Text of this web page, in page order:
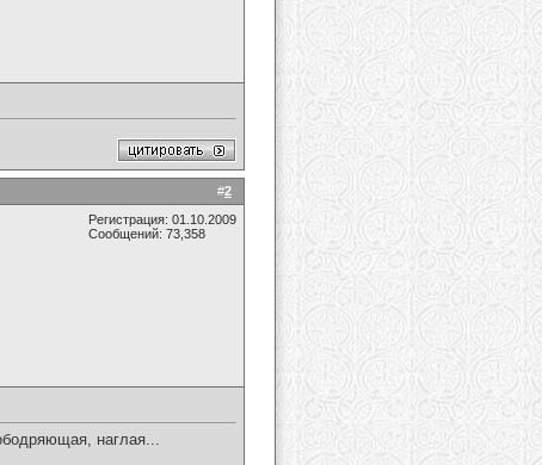
#2
Регистрация: 01.10.2009
Сообщений: 73,358
наглая...